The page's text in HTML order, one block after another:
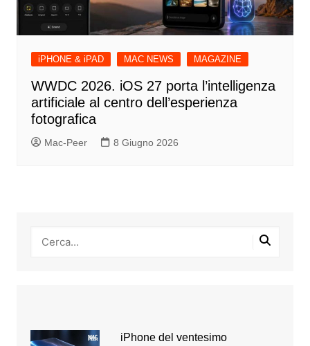
iPHONE & iPAD MAC NEWS MAGAZINE
WWDC 2026. iOS 27 porta l’intelligenza
artificiale al centro dell’esperienza
fotografica
Mac-Peer 8 Giugno 2026
iPhone del ventesimo